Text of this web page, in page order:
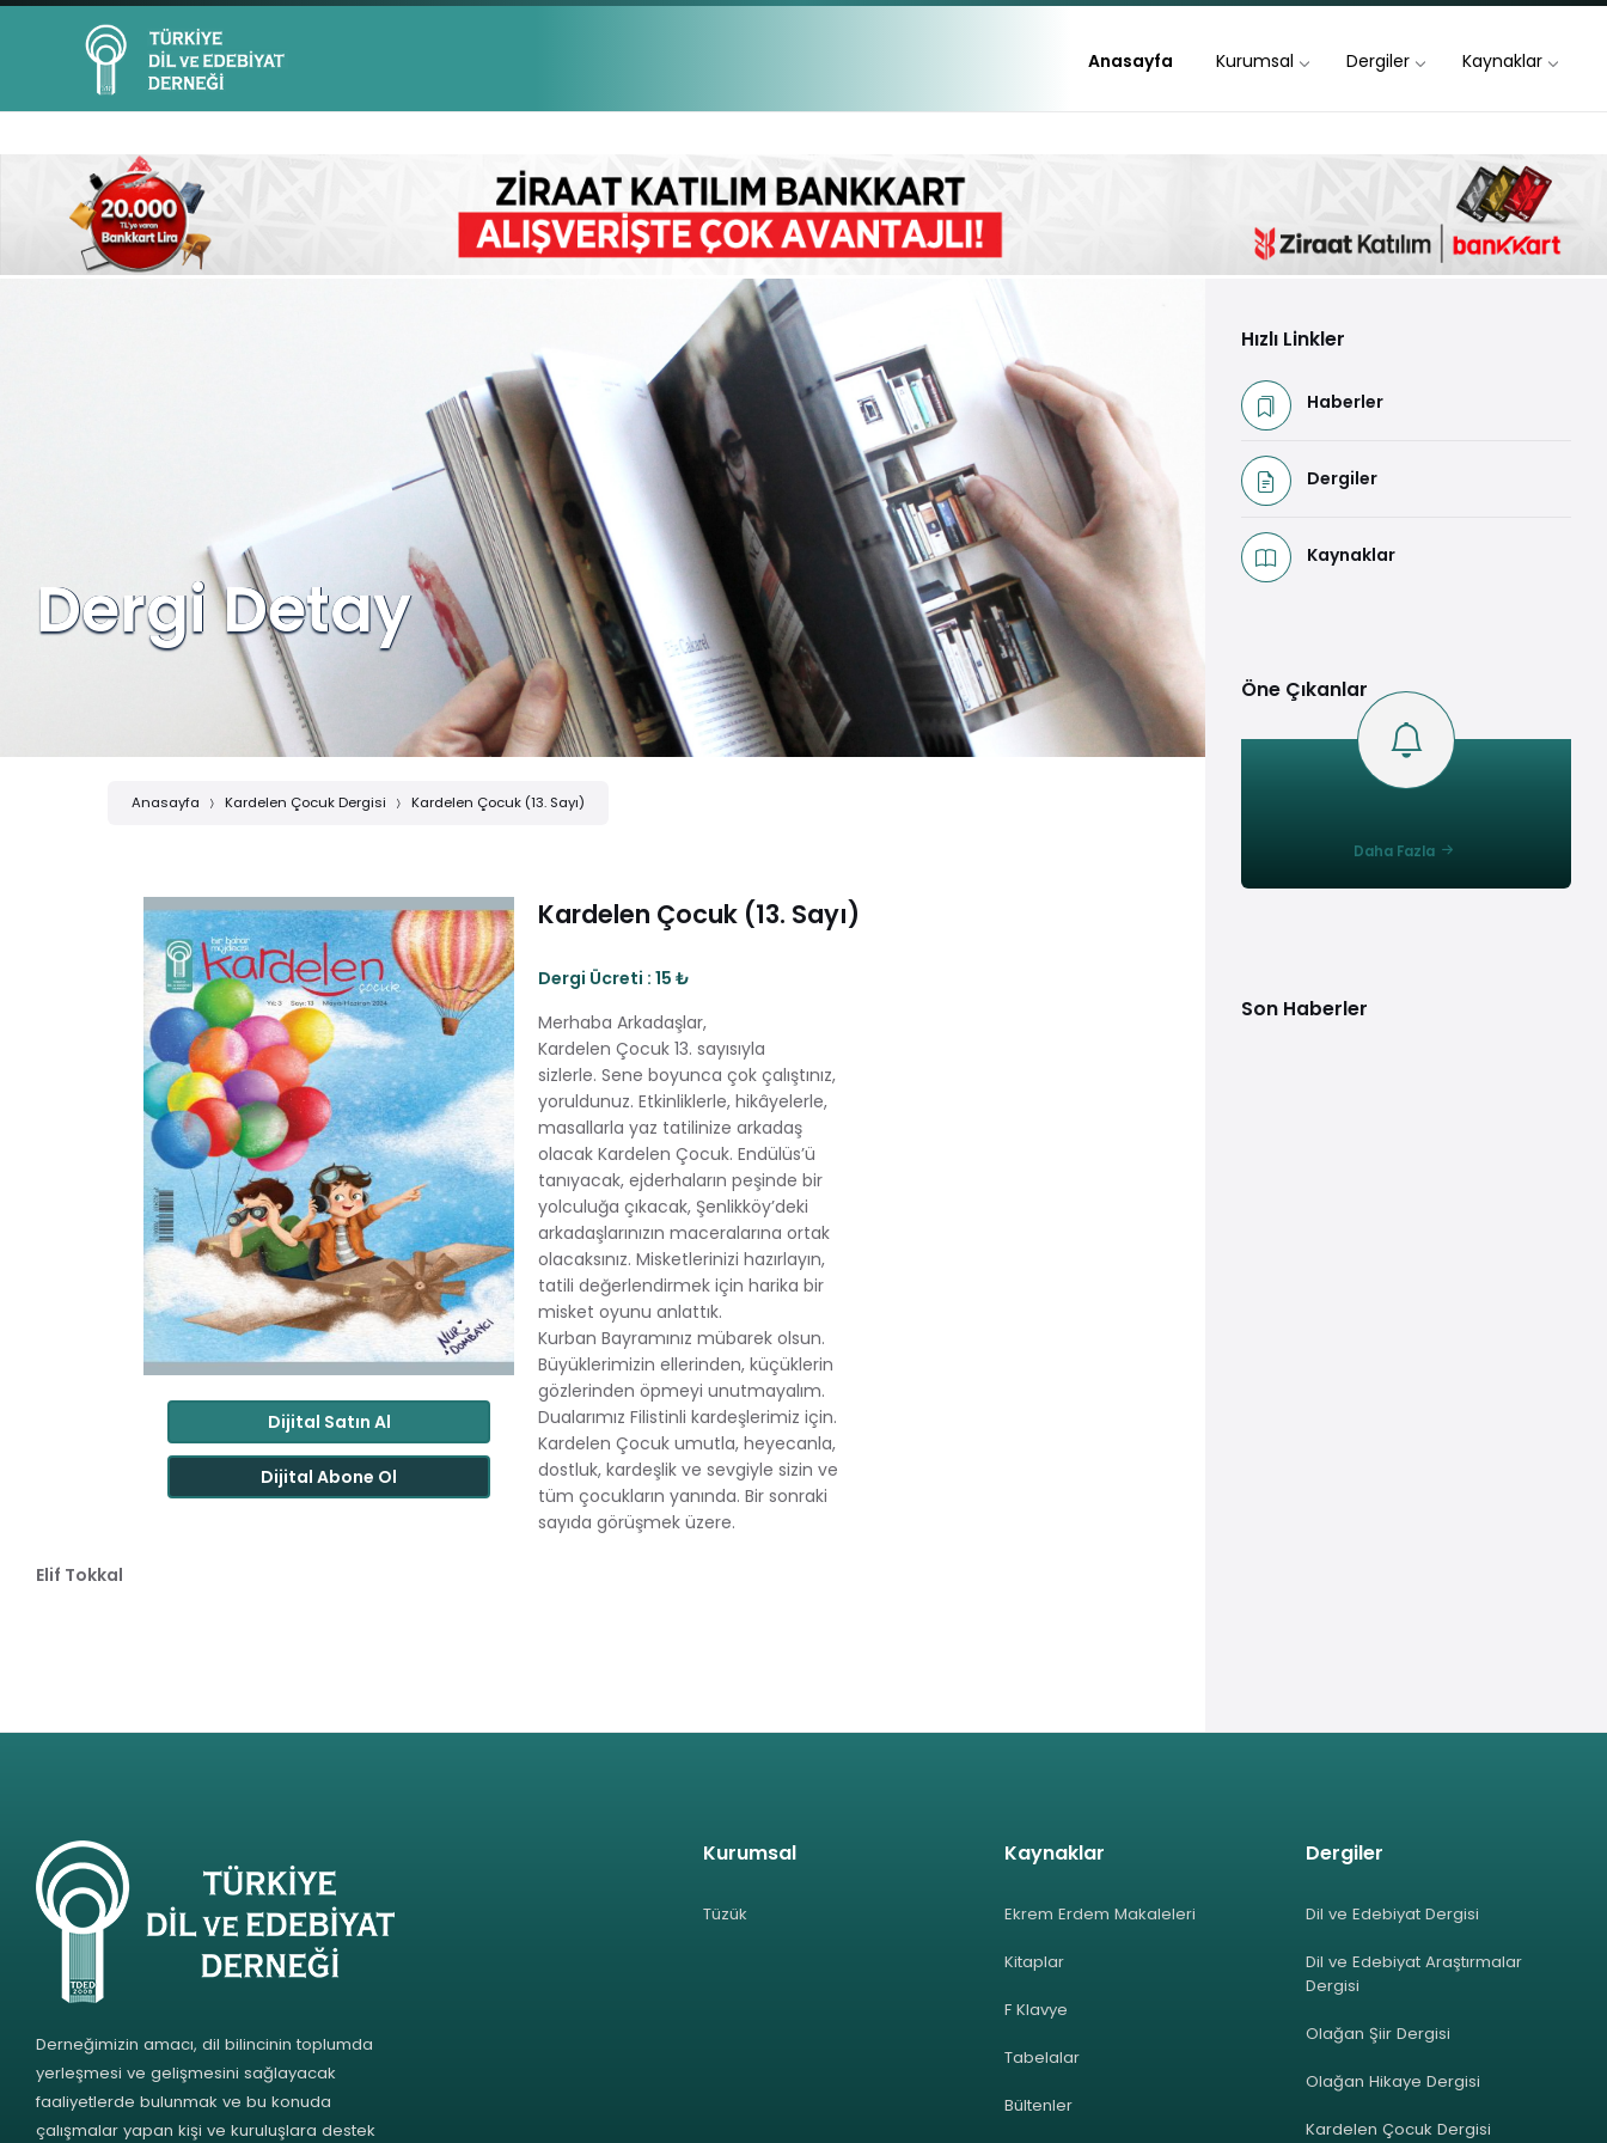
Anasayfa Kurumsal Dergiler Kaynaklar
Dergi Detay
Anasayfa Kardelen Çocuk Dergisi Kardelen Çocuk (13. Sayı)
Dijital Satın Al
Dijital Abone Ol
Kardelen Çocuk (13. Sayı)
Dergi Ücreti : 15 ₺
Merhaba Arkadaşlar,
Kardelen Çocuk 13. sayısıyla
sizlerle. Sene boyunca çok çalıştınız,
yoruldunuz. Etkinliklerle, hikâyelerle,
masallarla yaz tatilinize arkadaş
olacak Kardelen Çocuk. Endülüs’ü
tanıyacak, ejderhaların peşinde bir
yolculuğa çıkacak, Şenlikköy’deki
arkadaşlarınızın maceralarına ortak
olacaksınız. Misketlerinizi hazırlayın,
tatili değerlendirmek için harika bir
misket oyunu anlattık.
Kurban Bayramınız mübarek olsun.
Büyüklerimizin ellerinden, küçüklerin
gözlerinden öpmeyi unutmayalım.
Dualarımız Filistinli kardeşlerimiz için.
Kardelen Çocuk umutla, heyecanla,
dostluk, kardeşlik ve sevgiyle sizin ve
tüm çocukların yanında. Bir sonraki
sayıda görüşmek üzere.
Elif Tokkal
Hızlı Linkler
Haberler
Dergiler
Kaynaklar
Öne Çıkanlar
Daha Fazla
Son Haberler
Derneğimizin amacı, dil bilincinin toplumda
yerleşmesi ve gelişmesini sağlayacak
faaliyetlerde bulunmak ve bu konuda
çalışmalar yapan kişi ve kuruluşlara destek
Kurumsal
Tüzük
Kaynaklar
Ekrem Erdem Makaleleri
Kitaplar
F Klavye
Tabelalar
Bültenler
Dergiler
Dil ve Edebiyat Dergisi
Dil ve Edebiyat Araştırmalar
Dergisi
Olağan Şiir Dergisi
Olağan Hikaye Dergisi
Kardelen Çocuk Dergisi